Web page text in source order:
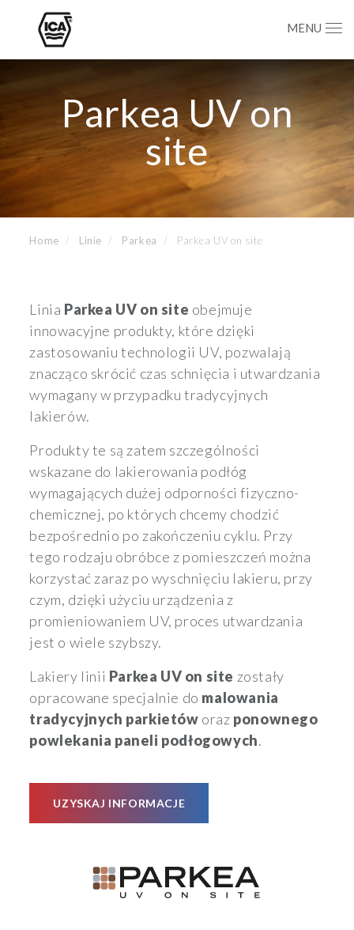
MENU
Parkea UV on
site
Home Linie Parkea Parkea UV on site
Linia Parkea UV on site obejmuje
innowacyjne produkty, które dzięki
zastosowaniu technologii UV, pozwalają
znacząco skrócić czas schnięcia i utwardzania
wymagany w przypadku tradycyjnych
lakierów.
Produkty te są zatem szczególności
wskazane do lakierowania podłóg
wymagających dużej odporności fizyczno-
chemicznej, po których chcemy chodzić
bezpośrednio po zakończeniu cyklu. Przy
tego rodzaju obróbce z pomieszczeń można
korzystać zaraz po wyschnięciu lakieru, przy
czym, dzięki użyciu urządzenia z
promieniowaniem UV, proces utwardzania
jest o wiele szybszy.
Lakiery linii Parkea UV on site zostały
opracowane specjalnie do malowania
tradycyjnych parkietów oraz ponownego
powlekania paneli podłogowych.
UZYSKAJ INFORMACJE